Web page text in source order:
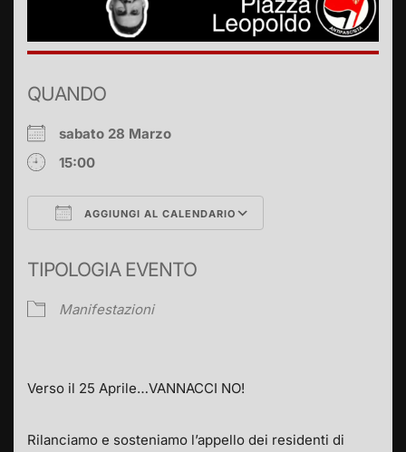
QUANDO
sabato 28 Marzo
15:00
AGGIUNGI AL CALENDARIO
TIPOLOGIA EVENTO
Manifestazioni
Verso il 25 Aprile…VANNACCI NO!
Rilanciamo e sosteniamo l’appello dei residenti di